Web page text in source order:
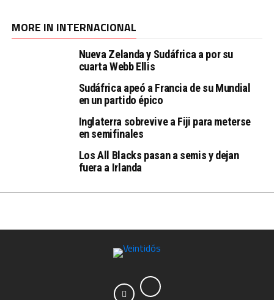
MORE IN INTERNACIONAL
Nueva Zelanda y Sudáfrica a por su
cuarta Webb Ellis
Sudáfrica apeó a Francia de su Mundial
en un partido épico
Inglaterra sobrevive a Fiji para meterse
en semifinales
Los All Blacks pasan a semis y dejan
fuera a Irlanda